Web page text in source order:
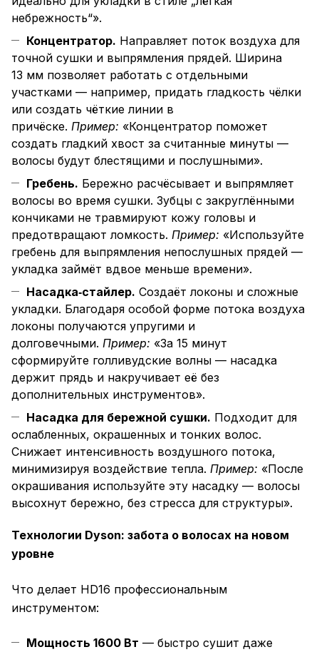
небрежность“».
Концентратор. Направляет поток воздуха для
точной сушки и выпрямления прядей. Ширина
13 мм позволяет работать с отдельными
участками — например, придать гладкость чёлки
или создать чёткие линии в
причёске. Пример: «Концентратор поможет
создать гладкий хвост за считанные минуты —
волосы будут блестящими и послушными».
Гребень. Бережно расчёсывает и выпрямляет
волосы во время сушки. Зубцы с закруглёнными
кончиками не травмируют кожу головы и
предотвращают ломкость. Пример: «Используйте
гребень для выпрямления непослушных прядей —
укладка займёт вдвое меньше времени».
Насадка‑стайлер. Создаёт локоны и сложные
укладки. Благодаря особой форме потока воздуха
локоны получаются упругими и
долговечными. Пример: «За 15 минут
сформируйте голливудские волны — насадка
держит прядь и накручивает её без
дополнительных инструментов».
Насадка для бережной сушки. Подходит для
ослабленных, окрашенных и тонких волос.
Снижает интенсивность воздушного потока,
минимизируя воздействие тепла. Пример: «После
окрашивания используйте эту насадку — волосы
высохнут бережно, без стресса для структуры».
Технологии Dyson: забота о волосах на новом
уровне
Что делает HD16 профессиональным
инструментом:
Мощность 1600 Вт — быстро сушит даже